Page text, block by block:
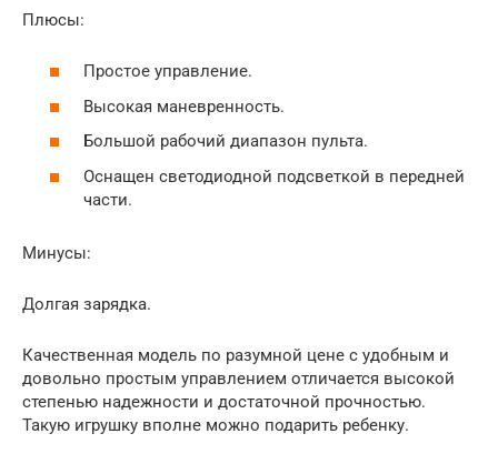
Плюсы:
Простое управление.
Высокая маневренность.
Большой рабочий диапазон пульта.
Оснащен светодиодной подсветкой в передней
части.
Минусы:
Долгая зарядка.
Качественная модель по разумной цене с удобным и
довольно простым управлением отличается высокой
степенью надежности и достаточной прочностью.
Такую игрушку вполне можно подарить ребенку.